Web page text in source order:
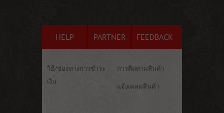
HELP PARTNER FEEDBACK
วิธี/ช่องทางการชำระ
เงิน
การติดตามสินค้า
แจ้งเคลมสินค้า